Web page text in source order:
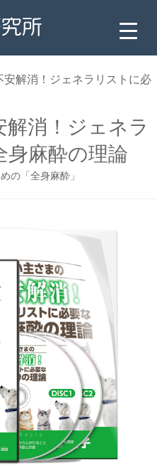
安解消！ジェネラリストに必
消！ジェネラ
身麻酔の理論
の「全身麻酔」